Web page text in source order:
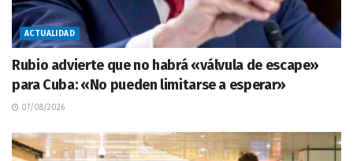
ACTUALIDAD
Rubio advierte que no habrá «válvula de escape»
para Cuba: «No pueden limitarse a esperar»
07/08/2026